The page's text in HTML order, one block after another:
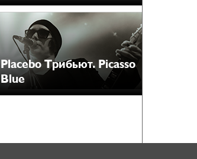
Placebo Tрибьют. Picasso
Blue